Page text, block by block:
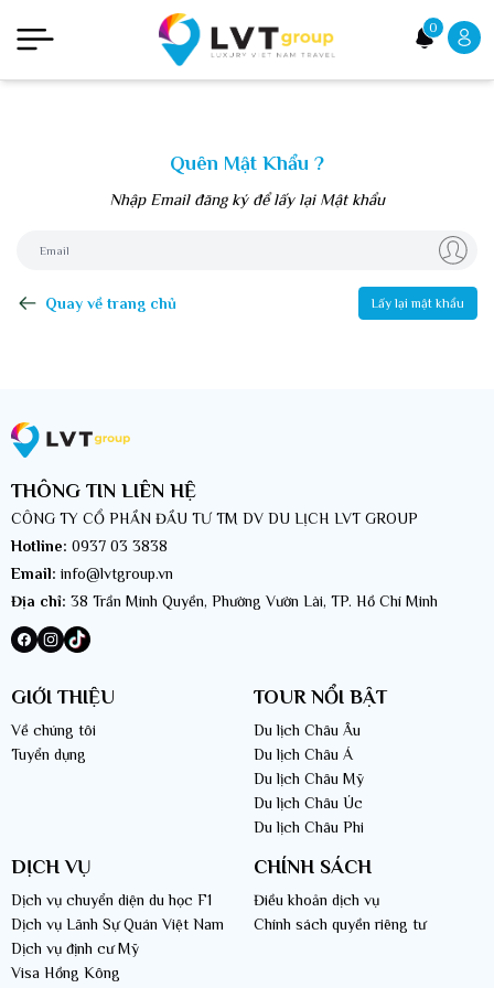
0
Quên Mật Khẩu ?
Nhập Email đăng ký để lấy lại Mật khẩu
Quay về trang chủ Lấy lại mật khẩu
THÔNG TIN LIÊN HỆ
CÔNG TY CỔ PHẦN ĐẦU TƯ TM DV DU LỊCH LVT GROUP
Hotline: 0937 03 3838
Email: info@lvtgroup.vn
Địa chỉ: 38 Trần Minh Quyền, Phường Vườn Lài, TP. Hồ Chí Minh
GIỚI THIỆU
Về chúng tôi
Tuyển dụng
TOUR NỔI BẬT
Du lịch Châu Âu
Du lịch Châu Á
Du lịch Châu Mỹ
Du lịch Châu Úc
Du lịch Châu Phi
DỊCH VỤ
Dịch vụ chuyển diện du học F1
Dịch vụ Lãnh Sự Quán Việt Nam
Dịch vụ định cư Mỹ
Visa Hồng Kông
CHÍNH SÁCH
Điều khoản dịch vụ
Chính sách quyền riêng tư